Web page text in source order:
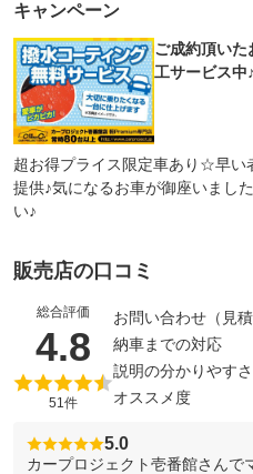
キャンペーン
ご成約頂い
工サービス中♪
超お得プライス限定車あり☆早い
提供♪気になるお車が御座いまし
い♪
販売店の口コミ
総合評価
4.8 （5点満
51件
お問い合わせ（見積
納車までの対応
説明の分かりやすさ
オススメ度
5.0
カープロジェクト壱番館さんで